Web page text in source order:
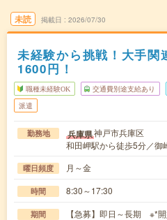
未読 掲載日 2026/07/30
未経験から挑戦！大手関
1600円！
職種未経験OK 交通費別途支給あり
派遣
勤務地 兵庫県神戸市兵庫区
和田岬駅から徒歩5分／御
曜日頻度 月～金
時間 8:30～17:30
期間 【急募】即日～長期 ※*